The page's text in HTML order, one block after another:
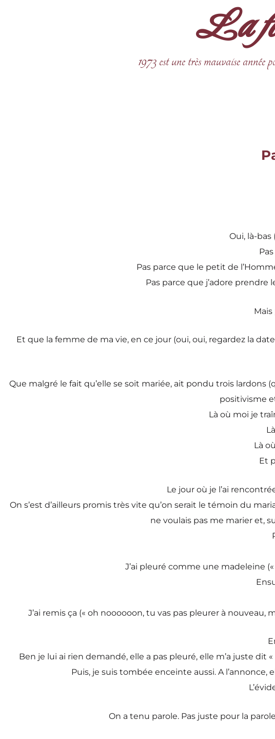
La
1973 est une très mauvaise
Oui, là-
Pas parce que le petit de
Pas parce que j’adore
Et que la femme de ma vie, en ce jour (oui, oui, regardez la
Que malgré le fait qu’elle se soit mariée, ait pondu trois
positivisme
Là où moi je
Là
Et
Le jour où je l’ai
On s’est d’ailleurs promis très vite qu’on serait le témoin du
ne voulais pas me marier et,
J’ai pleuré comme une madeleine
J’ai remis ça (« oh noooooon, tu vas pas pleurer à nouveau,
Ben je lui ai rien demandé, elle a pas pleuré, elle m’a juste
Puis, je suis tombée enceinte aussi. A l’annonce,
On a tenu parole. Pas juste pour la